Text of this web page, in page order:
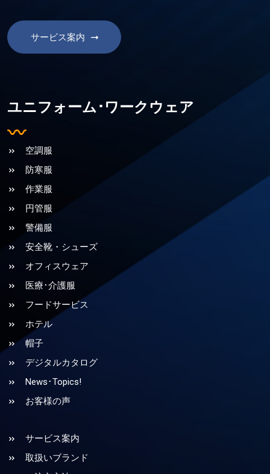
サービス案内
ユニフォーム･ワークウェア
空調服
防寒服
作業服
円管服
警備服
安全靴・シューズ
オフィスウェア
医療･介護服
フードサービス
ホテル
帽子
デジタルカタログ
News･Topics!
お客様の声
サービス案内
取扱いブランド